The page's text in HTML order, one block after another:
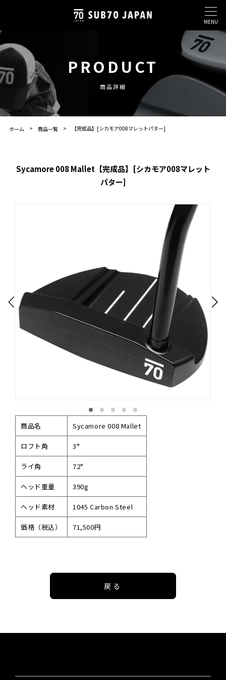
MENU
PRODUCT
商品詳細
ホーム 商品一覧 【完成品】[シカモア008マレットパター]
Sycamore 008 Mallet【完成品】[シカモア008マレット
パター]
商品名 Sycamore 008 Mallet
ロフト角 3°
ライ角 72°
ヘッド重量 390g
ヘッド素材 1045 Carbon Steel
価格（税込） 71,500円
戻る